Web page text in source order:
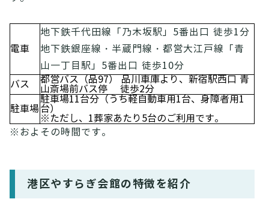
電車
地下鉄千代田線「乃木坂駅」5番出口 徒歩1分
地下鉄銀座線・半蔵門線・都営大江戸線「青
山一丁目駅」5番出口 徒歩10分
バス
都営バス（品97） 品川車庫より、新宿駅西口 青
山斎場前バス停 徒歩2分
駐車場
駐車場11台分（うち軽自動車用1台、身障者用1
台）
※ただし、1葬家あたり5台のご利用です。
※およその時間です。
港区やすらぎ会館の特徴を紹介